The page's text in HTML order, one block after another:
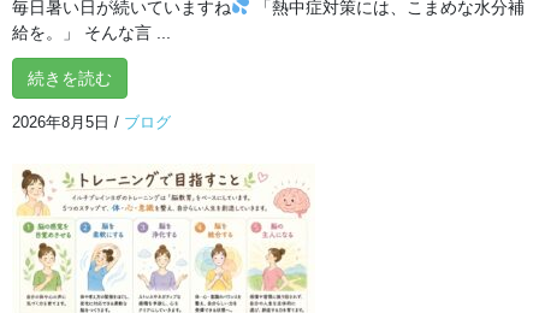
オンライン体験のお申し込みはこちらから
→https://online.ilchibrainyoga.com/studio/saitama/tokorozawa
★参加の方法は、zoomをダウンロードして、こちらから送らせて
頂くURLをクリックするだけ！
毎日暑い日が続いていますね
「熱中症対策には、こまめな水分補
給を。」 そんな言 ...
続きを読む
2026年8月5日 / ブログ